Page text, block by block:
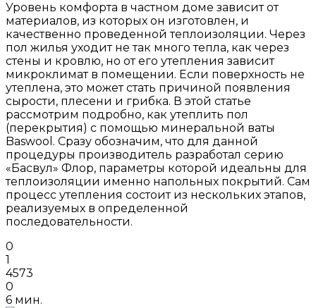
Уровень комфорта в частном доме зависит от
материалов, из которых он изготовлен, и
качественно проведенной теплоизоляции. Через
пол жилья уходит не так много тепла, как через
стены и кровлю, но от его утепления зависит
микроклимат в помещении. Если поверхность не
утеплена, это может стать причиной появления
сырости, плесени и грибка. В этой статье
рассмотрим подробно, как утеплить пол
(перекрытия) с помощью минеральной ваты
Baswool. Сразу обозначим, что для данной
процедуры производитель разработал серию
«Басвул» Флор, параметры которой идеальны для
теплоизоляции именно напольных покрытий. Сам
процесс утепления состоит из нескольких этапов,
реализуемых в определенной
последовательности.
0
1
4573
0
6 мин.